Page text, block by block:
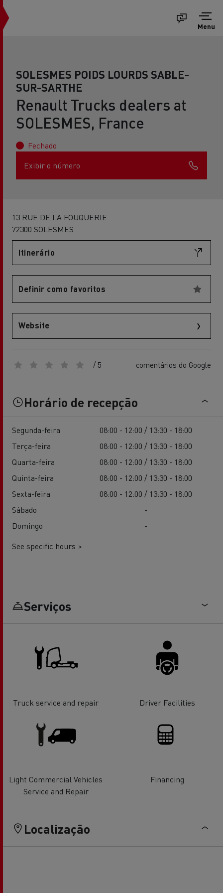
Menu
SOLESMES POIDS LOURDS SABLE-
SUR-SARTHE
Renault Trucks dealers at
SOLESMES, France
Fechado
Exibir o número
13 RUE DE LA FOUQUERIE
72300 SOLESMES
Itinerário
Definir como favoritos
Website
/ 5 comentários do Google
Horário de recepção
Segunda-feira
08:00 - 12:00 / 13:30 - 18:00
Terça-feira
08:00 - 12:00 / 13:30 - 18:00
Quarta-feira
08:00 - 12:00 / 13:30 - 18:00
Quinta-feira
08:00 - 12:00 / 13:30 - 18:00
Sexta-feira
08:00 - 12:00 / 13:30 - 18:00
Sábado
-
Domingo
-
See specific hours >
Serviços
Truck service and repair Driver Facilities
Light Commercial Vehicles
Service and Repair
Financing
Localização